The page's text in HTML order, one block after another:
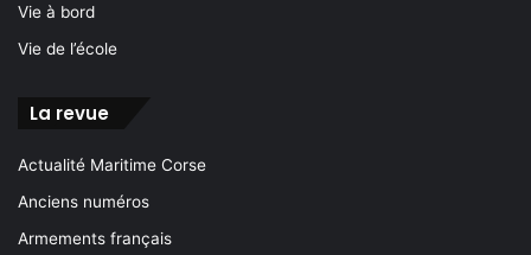
Vie à bord
Vie de l’école
La revue
Actualité Maritime Corse
Anciens numéros
Armements français